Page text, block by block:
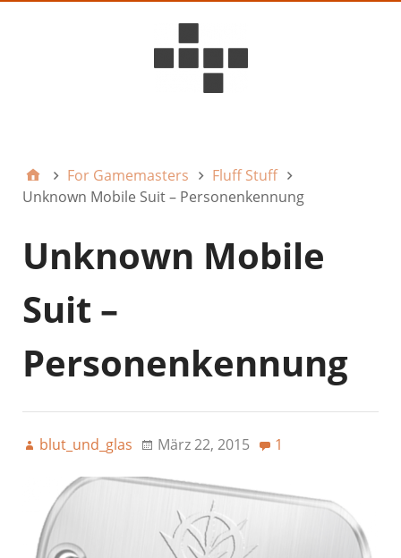
For Gamemasters
Fluff Stuff
Unknown Mobile Suit – Personenkennung
Unknown Mobile
Suit –
Personenkennung
blut_und_glas März 22, 2015 1